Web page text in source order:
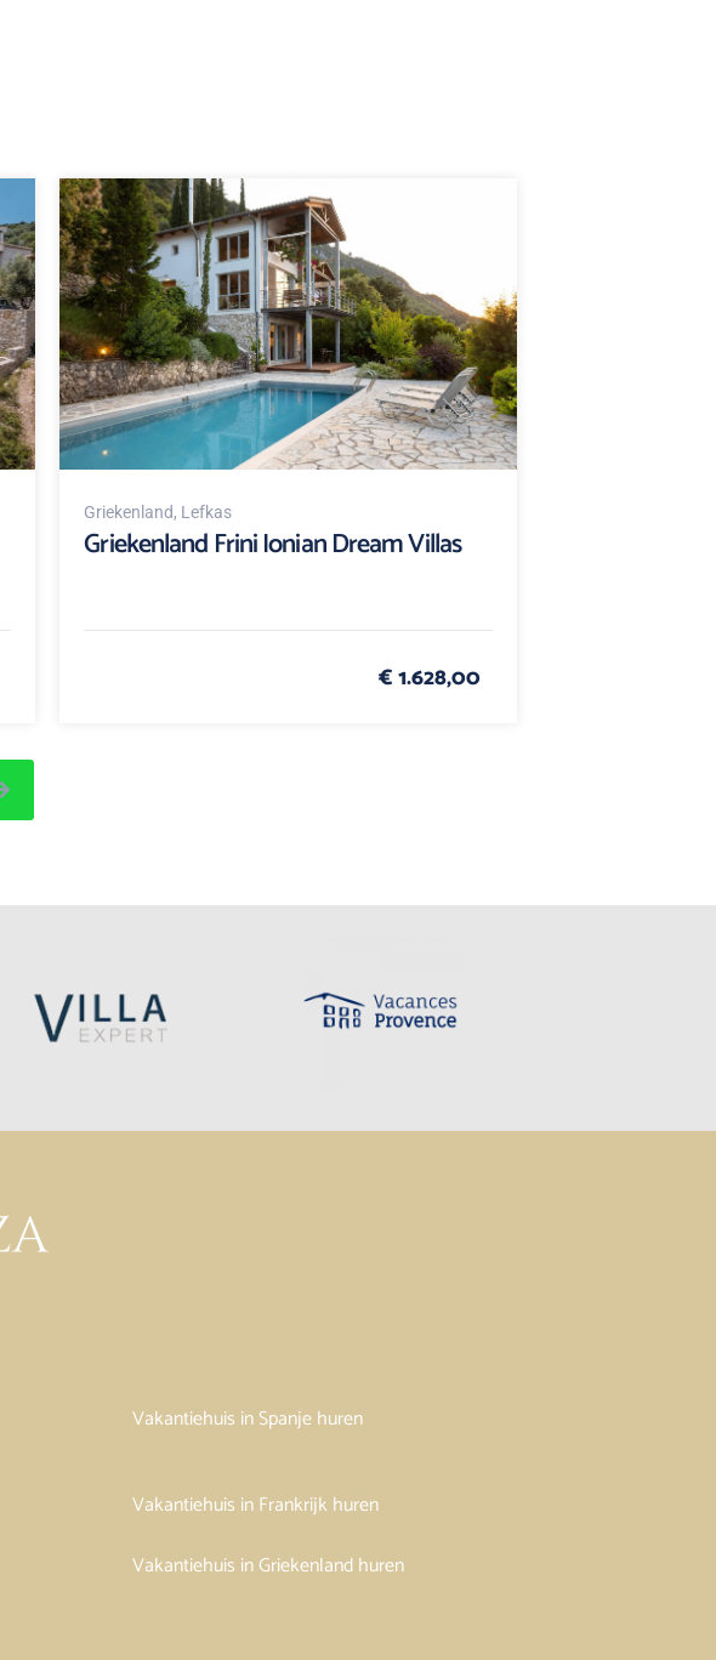
Griekenland, Lefkas
Griekenland Frini Ionian Dream Villas
€ 1.628,00
Vakantiehuis in Spanje huren
Vakantiehuis in Frankrijk huren
Vakantiehuis in Griekenland huren